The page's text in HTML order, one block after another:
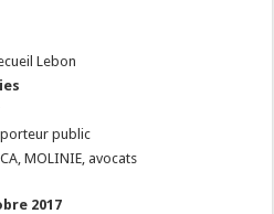
Lebon
public
MOLINIE, avocats
2017